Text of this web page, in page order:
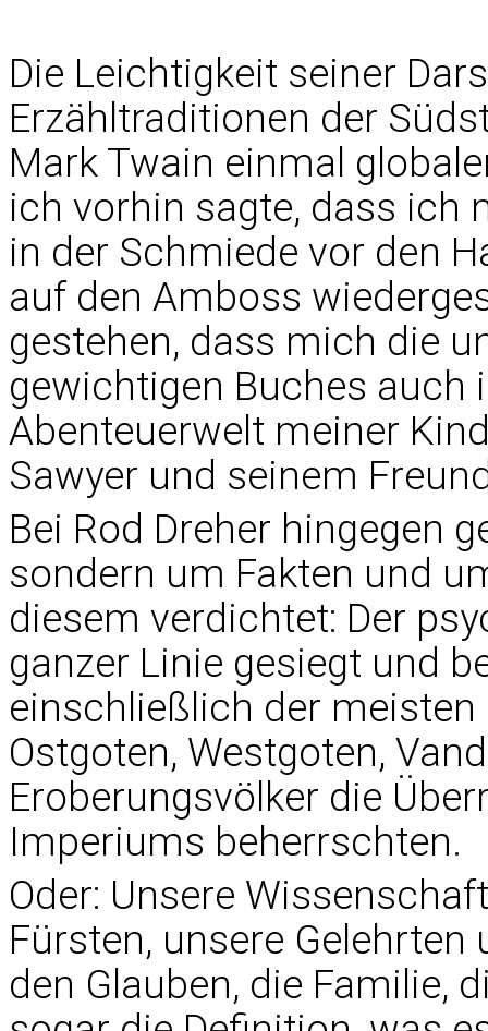
Die Leichtigkeit seiner
Erzähltraditionen der
Mark Twain einmal
ich vorhin sagte, dass ich
in der Schmiede vor den
auf den Amboss
gestehen, dass mich die
gewichtigen Buches auch
Abenteuerwelt meiner
Sawyer und seinem
Bei Rod Dreher hingegen
sondern um Fakten und
diesem verdichtet: Der
ganzer Linie gesiegt und
einschließlich der meisten
Ostgoten, Westgoten,
Eroberungsvölker die
Imperiums beherrschten.
Oder: Unsere
Fürsten, unsere
den Glauben, die Familie,